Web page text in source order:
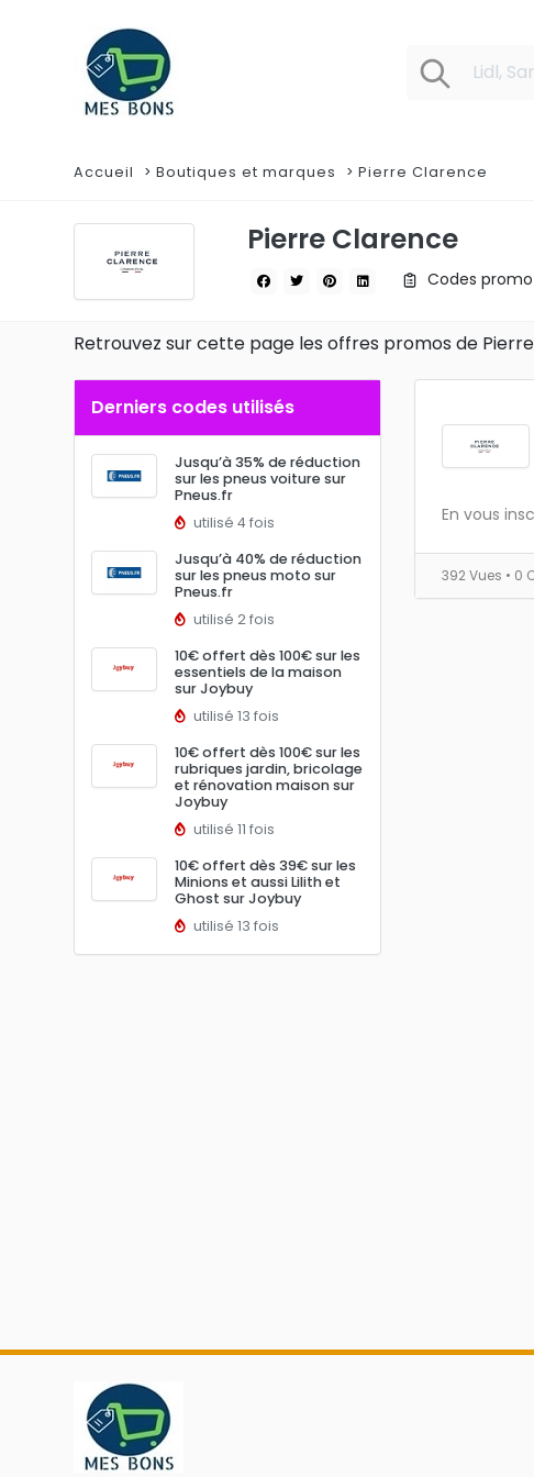
Accueil Boutiques et marques Pierre Clarence
Pierre Clarence
Codes
Retrouvez sur cette page les offres promos de
Derniers codes utilisés
Jusqu’à 35% de réduction
sur les pneus voiture sur
Pneus.fr
utilisé 4 fois
Jusqu’à 40% de réduction
sur les pneus moto sur
Pneus.fr
utilisé 2 fois
10€ offert dès 100€ sur les
essentiels de la maison
sur Joybuy
utilisé 13 fois
10€ offert dès 100€ sur les
rubriques jardin, bricolage
et rénovation maison sur
Joybuy
utilisé 11 fois
10€ offert dès 39€ sur les
Minions et aussi Lilith et
Ghost sur Joybuy
utilisé 13 fois
En vous
392 Vues • 0